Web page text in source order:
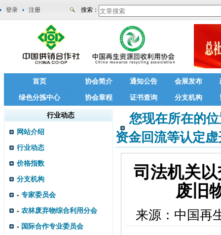
登录 注册 搜索：
首页 协会简介 通知公告 会展发布
绿色分拣中心 协会章程 证书查询 分支机构
行业动态
网站介绍
行业动态
价格指数
分支机构
- 专家委员会
- 农林废弃物综合利用分会
- 国际合作专业委员会
您现在所在的
资金回流等认定
司法机关
废旧
来源： 中国再